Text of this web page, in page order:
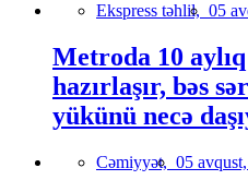
Ekspress təhlil, 05
Metroda 10 aylıq
hazırlaşır, bəs
yükünü necə
Cəmiyyət, 05